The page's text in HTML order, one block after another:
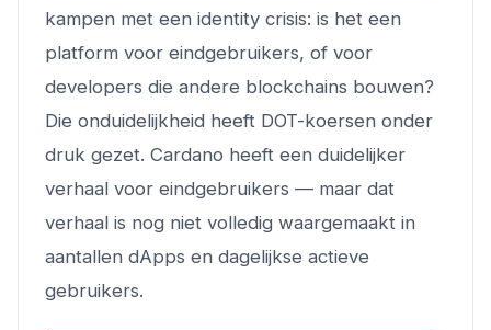
kampen met een identity crisis: is het een
platform voor eindgebruikers, of voor
developers die andere blockchains bouwen?
Die onduidelijkheid heeft DOT-koersen onder
druk gezet. Cardano heeft een duidelijker
verhaal voor eindgebruikers — maar dat
verhaal is nog niet volledig waargemaakt in
aantallen dApps en dagelijkse actieve
gebruikers.